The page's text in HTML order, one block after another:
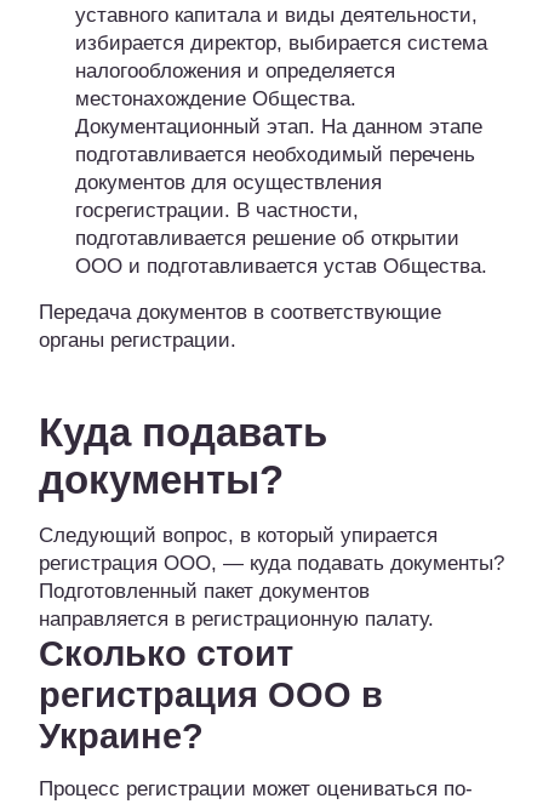
уставного капитала и виды деятельности,
избирается директор, выбирается система
налогообложения и определяется
местонахождение Общества.
Документационный этап. На данном этапе
подготавливается необходимый перечень
документов для осуществления
госрегистрации. В частности,
подготавливается решение об открытии
ООО и подготавливается устав Общества.
Передача документов в соответствующие
органы регистрации.
Куда подавать
документы?
Следующий вопрос, в который упирается
регистрация ООО, — куда подавать документы?
Подготовленный пакет документов
направляется в регистрационную палату.
Сколько стоит
регистрация ООО в
Украине?
Процесс регистрации может оцениваться по-